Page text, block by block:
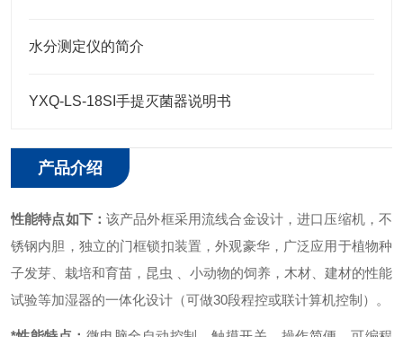
水分测定仪的简介
YXQ-LS-18SI手提灭菌器说明书
产品介绍
性能特点如下：该产品外框采用流线合金设计，进口压缩机，不
锈钢内胆，独立的门框锁扣装置，外观豪华，广泛应用于植物种
子发芽、栽培和育苗，昆虫 、小动物的饲养，木材、建材的性能
试验等加湿器的一体化设计（可做30段程控或联计算机控制）。